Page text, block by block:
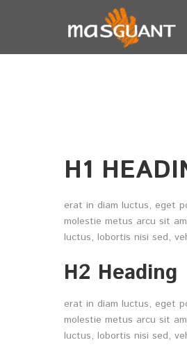
H1
erat in diam luctus, eget
molestie metus arcu sit
luctus, lobortis nisi sed,
H2 Heading
erat in diam luctus, eget
molestie metus arcu sit
luctus, lobortis nisi sed,